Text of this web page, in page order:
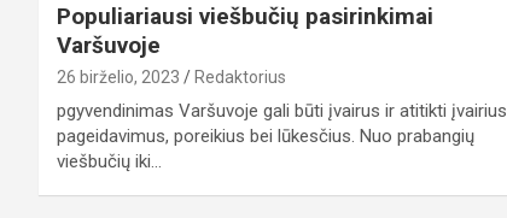
Populiariausi viešbučių pasirinkimai
Varšuvoje
26 birželio, 2023 Redaktorius
pgyvendinimas Varšuvoje gali būti įvairus ir atitikti įvairius
pageidavimus, poreikius bei lūkesčius. Nuo prabangių
viešbučių iki…